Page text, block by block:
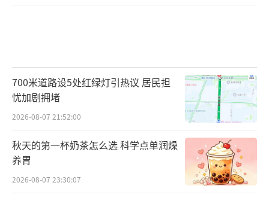
700米道路设5处红绿灯引热议 居民担
忧加剧拥堵
2026-08-07 21:52:00
秋天的第一杯奶茶怎么选 科学点单润燥
养胃
2026-08-07 23:30:07